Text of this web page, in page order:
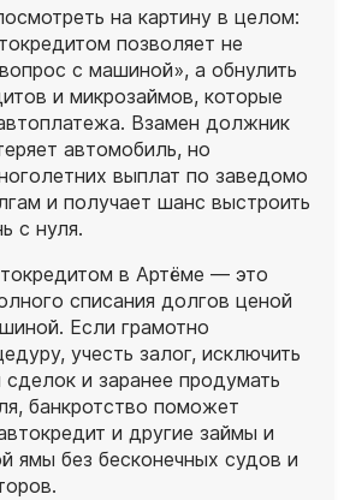
на картину в целом:
позволяет не
с машиной», а обнулить
и микрозаймов, которые
Взамен должник
автомобиль, но
выплат по заведомо
и получает шанс выстроить
с нуля.
в Артёме — это
списания долгов ценой
Если грамотно
учесть залог, исключить
сделок и заранее продумать
банкротство поможет
и другие займы и
ямы без бесконечных судов и